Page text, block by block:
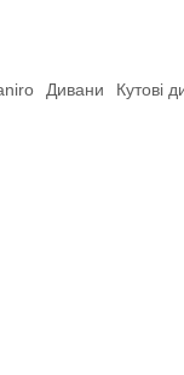
Дивани Кутові